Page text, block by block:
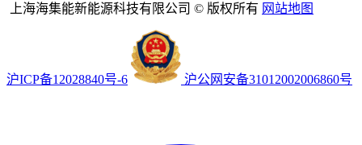
上海海集能新能源科技有限公司 © 版权所有 网站地图
沪ICP备12028840号-6 沪公网安备31012002006860号